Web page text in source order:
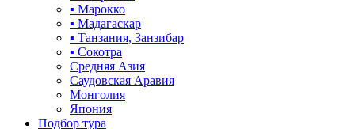
▪ Марокко
▪ Мадагаскар
▪ Танзания, Занзибар
▪ Сокотра
Средняя Азия
Саудовская Аравия
Монголия
Япония
Подбор тура